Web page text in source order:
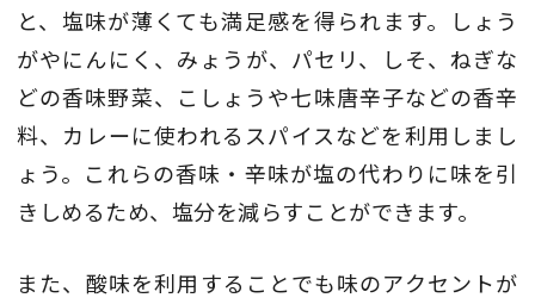
と、塩味が薄くても満足感を得られます。しょう
がやにんにく、みょうが、パセリ、しそ、ねぎな
どの香味野菜、こしょうや七味唐辛子などの香辛
料、カレーに使われるスパイスなどを利用しまし
ょう。これらの香味・辛味が塩の代わりに味を引
きしめるため、塩分を減らすことができます。
また、酸味を利用することでも味のアクセントが